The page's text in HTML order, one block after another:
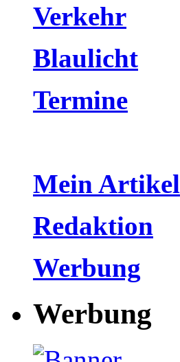
Verkehr
Blaulicht
Termine
Mein Artikel
Redaktion
Werbung
Werbung